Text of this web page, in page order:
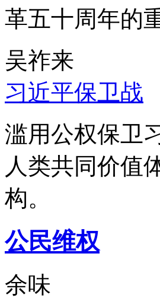
革五十周年的
吴祚来
习近平保卫战
滥用公权保卫
人类共同价值
构。
公民维权
余味